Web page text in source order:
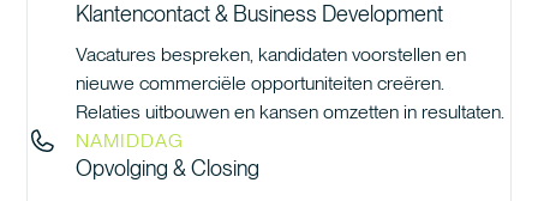
Klantencontact & Business Development
Vacatures bespreken, kandidaten voorstellen en
nieuwe commerciële opportuniteiten creëren.
Relaties uitbouwen en kansen omzetten in resultaten.
NAMIDDAG
Opvolging & Closing